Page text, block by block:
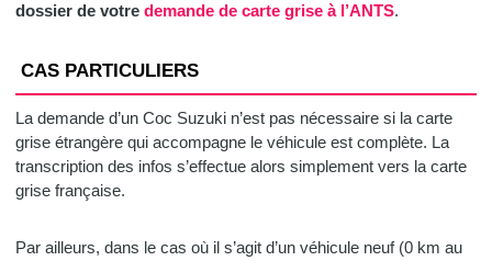
dossier de votre demande de carte griseà l’ANTS.
CAS PARTICULIERS
La demande d’un Coc Suzuki n’est pas nécessaire si la carte
grise étrangère qui accompagne le véhicule est complète. La
transcription des infos s’effectue alors simplement vers la carte
grise française.
Par ailleurs, dans le cas où il s’agit d’un véhicule neuf (0 km au